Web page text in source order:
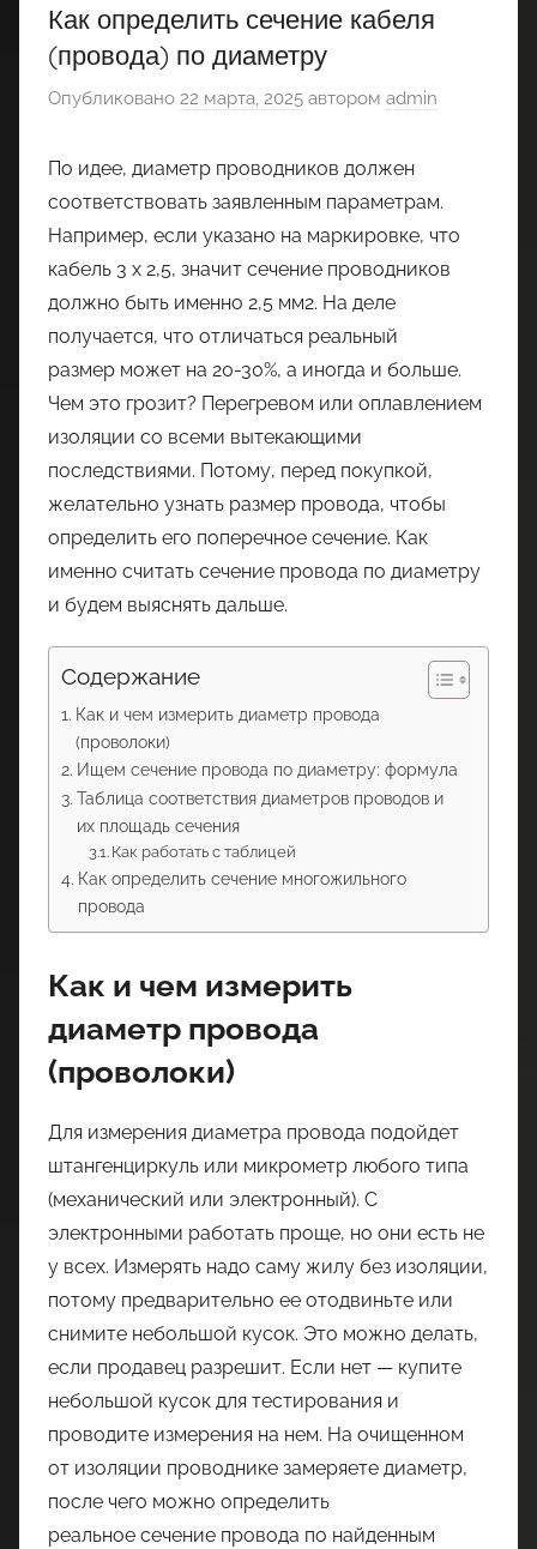
Как определить сечение кабеля
(провода) по диаметру
Опубликовано 22 марта, 2025 автором admin
По идее, диаметр проводников должен
соответствовать заявленным параметрам.
Например, если указано на маркировке, что
кабель 3 x 2,5, значит сечение проводников
должно быть именно 2,5 мм2. На деле
получается, что отличаться реальный
размер может на 20-30%, а иногда и больше.
Чем это грозит? Перегревом или оплавлением
изоляции со всеми вытекающими
последствиями. Потому, перед покупкой,
желательно узнать размер провода, чтобы
определить его поперечное сечение. Как
именно считать сечение провода по диаметру
и будем выяснять дальше.
Содержание
Как и чем измерить диаметр провода
(проволоки)
Ищем сечение провода по диаметру: формула
Таблица соответствия диаметров проводов и
их площадь сечения
Как работать с таблицей
Как определить сечение многожильного
провода
Как и чем измерить
диаметр провода
(проволоки)
Для измерения диаметра провода подойдет
штангенциркуль или микрометр любого типа
(механический или электронный). С
электронными работать проще, но они есть не
у всех. Измерять надо саму жилу без изоляции,
потому предварительно ее отодвиньте или
снимите небольшой кусок. Это можно делать,
если продавец разрешит. Если нет — купите
небольшой кусок для тестирования и
проводите измерения на нем. На очищенном
от изоляции проводнике замеряете диаметр,
после чего можно определить
реальное сечение провода по найденным